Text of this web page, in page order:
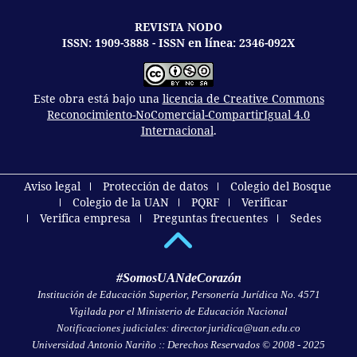
REVISTA NODO
ISSN: 1909-3888 - ISSN en línea: 2346-092X
Este obra está bajo una licencia de Creative Commons
Reconocimiento-NoComercial-CompartirIgual 4.0
Internacional.
Aviso legal Protección de datos
Colegio del Bosque
Colegio de la UAN
PQRF
Verificar
Verifica empresa
Preguntas frecuentes Sedes
#SomosUANdeCorazón
Institución de Educación Superior, Personería Jurídica No. 4571
Vigilada por el Ministerio de Educación Nacional
Notificaciones judiciales: director.juridica@uan.edu.co
Universidad Antonio Nariño :: Derechos Reservados © 2008 - 2025